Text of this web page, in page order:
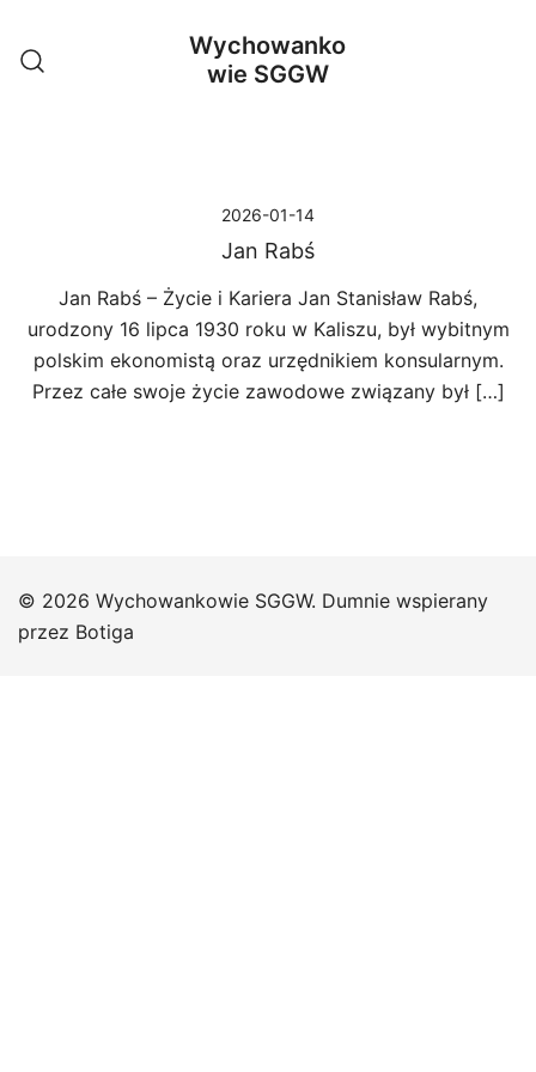
treści
Wychowanko
wie SGGW
2026-01-14
Jan Rabś
Jan Rabś – Życie i Kariera Jan Stanisław Rabś,
urodzony 16 lipca 1930 roku w Kaliszu, był wybitnym
polskim ekonomistą oraz urzędnikiem konsularnym.
Przez całe swoje życie zawodowe związany był […]
© 2026 Wychowankowie SGGW. Dumnie wspierany
przez Botiga